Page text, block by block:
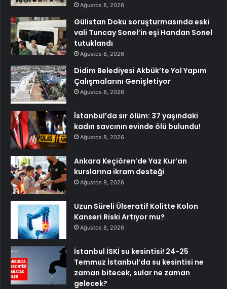
Ağustos 8, 2026
Gülistan Doku soruşturmasında eski
vali Tuncay Sonel’in eşi Handan Sonel
tutuklandı
Ağustos 8, 2026
Didim Belediyesi Akbük’te Yol Yapım
Çalışmalarını Genişletiyor
Ağustos 8, 2026
İstanbul’da sır ölüm: 37 yaşındaki
kadın savcının evinde ölü bulundu!
Ağustos 8, 2026
Ankara Keçiören’de Yaz Kur’an
kurslarına ikram desteği
Ağustos 8, 2026
Uzun Süreli Ülseratif Kolitte Kolon
Kanseri Riski Artıyor mu?
Ağustos 8, 2026
İstanbul İSKİ su kesintisi! 24-25
Temmuz İstanbul’da su kesintisi ne
zaman bitecek, sular ne zaman
gelecek?